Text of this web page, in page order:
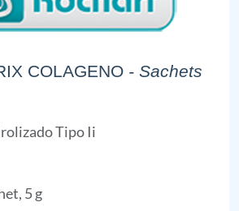
COLAGENO - Sachets
Tipo Ii
5 g